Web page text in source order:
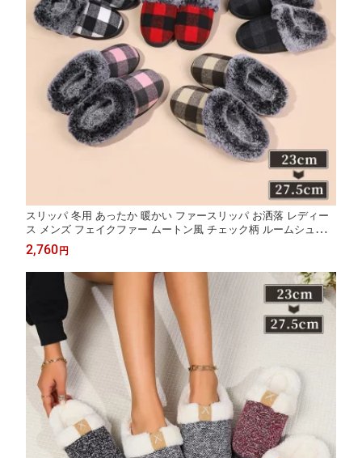
スリッパ 冬用 あったか 暖かい ファースリッパ お洒落 レディー
ス メンズ フェイクファー ムートン風 チェック柄 ルームシューズ
防寒 厚底 モコモコ もこもこ ふわふわ フワフワ 静音 室内 ルーム
サンダル ルームスリッパ 来客 新居用
2,760円